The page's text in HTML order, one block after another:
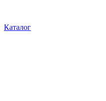
Каталог